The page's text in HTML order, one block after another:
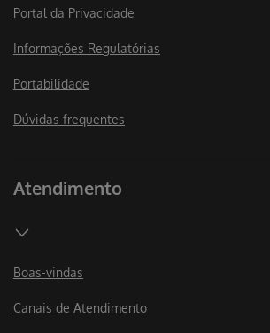
Portal da Privacidade
Informações Regulatórias
Portabilidade
Dúvidas frequentes
Atendimento
Boas-vindas
Canais de Atendimento